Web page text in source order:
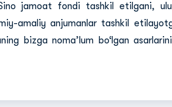
jamoat fondi tashkil etilgani,
amaliy anjumanlar tashkil
bizga noma’lum bo‘lgan